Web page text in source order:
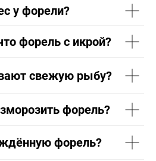
у форели?
форель с икрой?
свежую рыбу?
форель?
форель?